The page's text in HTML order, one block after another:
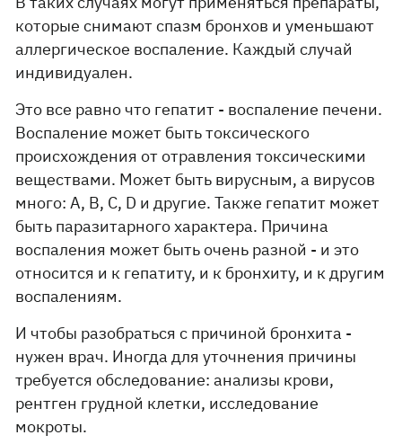
которые снимают спазм бронхов и уменьшают
аллергическое воспаление. Каждый случай
индивидуален.
Это все равно что гепатит - воспаление печени.
Воспаление может быть токсического
происхождения от отравления токсическими
веществами. Может быть вирусным, а вирусов
много: А, B, C, D и другие. Также гепатит может
быть паразитарного характера. Причина
воспаления может быть очень разной - и это
относится и к гепатиту, и к бронхиту, и к другим
воспалениям.
И чтобы разобраться с причиной бронхита -
нужен врач. Иногда для уточнения причины
требуется обследование: анализы крови,
рентген грудной клетки, исследование
мокроты.